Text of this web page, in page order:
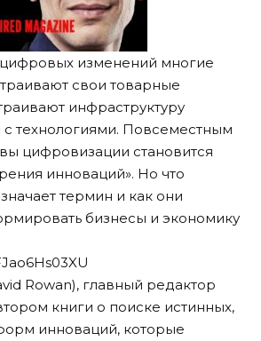
изменений многие
свои товарные
инфраструктуру
с технологиями. Повсеместным
цифровизации становится
инноваций». Но что
термин и как они
бизнесы и экономику
Rowan), главный редактор
книги о поиске истинных,
инноваций, которые